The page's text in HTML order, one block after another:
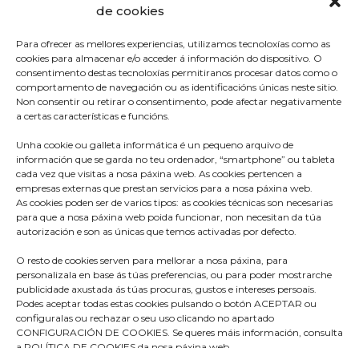
de cookies
Para ofrecer as mellores experiencias, utilizamos tecnoloxías como as
cookies para almacenar e/o acceder á información do dispositivo. O
consentimento destas tecnoloxías permitiranos procesar datos como o
comportamento de navegación ou as identificacións únicas neste sitio.
Non consentir ou retirar o consentimento, pode afectar negativamente
a certas características e funcións.
Unha cookie ou galleta informática é un pequeno arquivo de
información que se garda no teu ordenador, “smartphone” ou tableta
cada vez que visitas a nosa páxina web. As cookies pertencen a
empresas externas que prestan servicios para a nosa páxina web.
As cookies poden ser de varios tipos: as cookies técnicas son necesarias
para que a nosa páxina web poida funcionar, non necesitan da túa
autorización e son as únicas que temos activadas por defecto.
O resto de cookies serven para mellorar a nosa páxina, para
personalizala en base ás túas preferencias, ou para poder mostrarche
publicidade axustada ás túas procuras, gustos e intereses persoais.
Podes aceptar todas estas cookies pulsando o botón ACEPTAR ou
configuralas ou rechazar o seu uso clicando no apartado
CONFIGURACIÓN DE COOKIES. Se queres máis información, consulta
Praza do Concello s/n
36680 A Estrada – Pontevedra
Telf: 986570165
info@aestrada.gal